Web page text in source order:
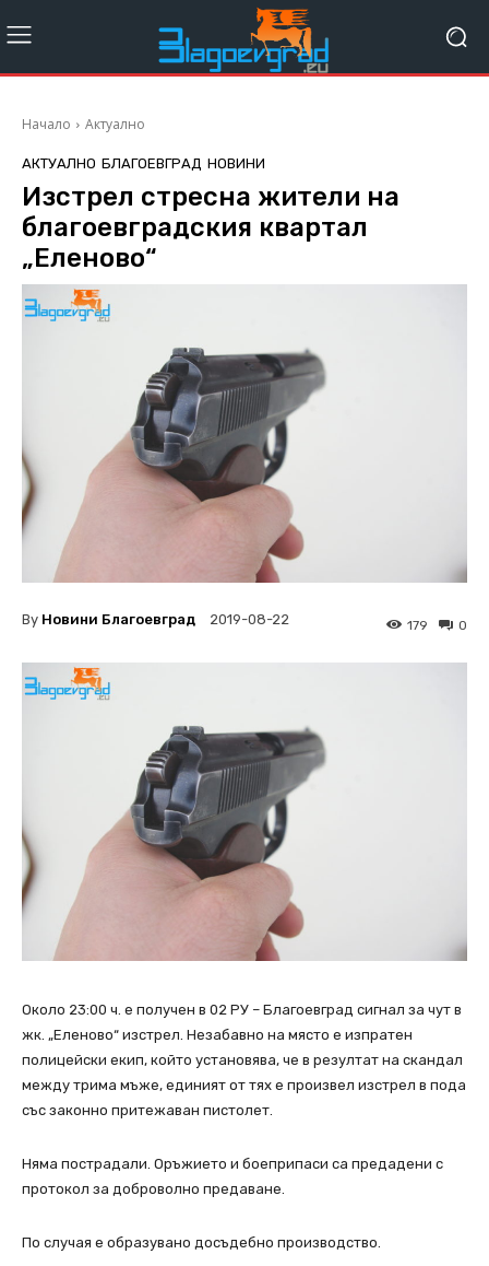
Начало Актуално
АКТУАЛНО БЛАГОЕВГРАД НОВИНИ
Изстрел стресна жители на
благоевградския квартал
„Еленово“
By Новини Благоевград 2019-08-22 0
179
Около 23:00 ч. е получен в 02 РУ – Благоевград сигнал за чут в
жк. „Еленово“ изстрел. Незабавно на място е изпратен
полицейски екип, който установява, че в резултат на скандал
между трима мъже, единият от тях е произвел изстрел в пода
със законно притежаван пистолет.
Няма пострадали. Оръжието и боеприпаси са предадени с
протокол за доброволно предаване.
По случая е образувано досъдебно производство.